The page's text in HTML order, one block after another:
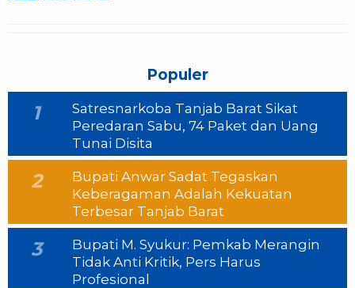
Populer
1
Satresnarkoba Tanjab Barat Sikat
Peredaran Sabu, 74 Paket dan Uang
Tunai Disita
2
Bupati Anwar Sadat Tegaskan
Keberagaman Adalah Kekuatan
Terbesar Tanjab Barat
3
Bupati M. Syukur: Pemkab Merangin
Tidak Anti Kritik, Pers Harus
Profesional